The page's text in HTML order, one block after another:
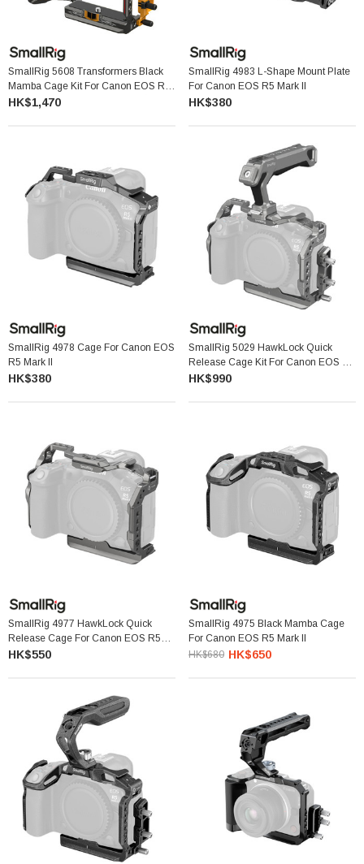
SmallRig 5608 Transformers Black
Mamba Cage Kit For Canon EOS R5
Mark II (BumbleBee Edition) 相機保護
HK$1,470
SmallRig 4983 L-Shape Mount Plate
For Canon EOS R5 Mark II
HK$380
SmallRig 4978 Cage For Canon EOS
R5 Mark II
HK$380
SmallRig 5029 HawkLock Quick
Release Cage Kit For Canon EOS R5
Mark II
HK$990
SmallRig 4977 HawkLock Quick
Release Cage For Canon EOS R5
Mark II
HK$550
SmallRig 4975 Black Mamba Cage
For Canon EOS R5 Mark II
HK$680 HK$650